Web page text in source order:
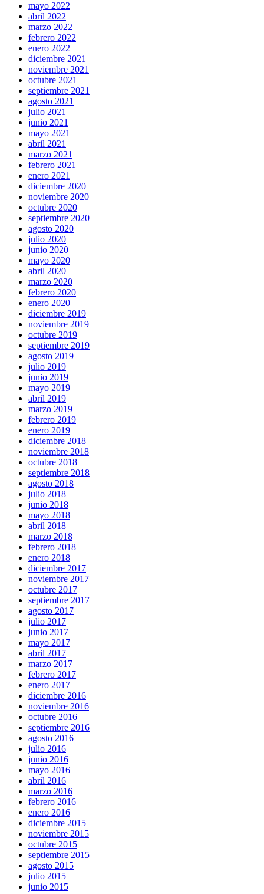
mayo 2022
abril 2022
marzo 2022
febrero 2022
enero 2022
diciembre 2021
noviembre 2021
octubre 2021
septiembre 2021
agosto 2021
julio 2021
junio 2021
mayo 2021
abril 2021
marzo 2021
febrero 2021
enero 2021
diciembre 2020
noviembre 2020
octubre 2020
septiembre 2020
agosto 2020
julio 2020
junio 2020
mayo 2020
abril 2020
marzo 2020
febrero 2020
enero 2020
diciembre 2019
noviembre 2019
octubre 2019
septiembre 2019
agosto 2019
julio 2019
junio 2019
mayo 2019
abril 2019
marzo 2019
febrero 2019
enero 2019
diciembre 2018
noviembre 2018
octubre 2018
septiembre 2018
agosto 2018
julio 2018
junio 2018
mayo 2018
abril 2018
marzo 2018
febrero 2018
enero 2018
diciembre 2017
noviembre 2017
octubre 2017
septiembre 2017
agosto 2017
julio 2017
junio 2017
mayo 2017
abril 2017
marzo 2017
febrero 2017
enero 2017
diciembre 2016
noviembre 2016
octubre 2016
septiembre 2016
agosto 2016
julio 2016
junio 2016
mayo 2016
abril 2016
marzo 2016
febrero 2016
enero 2016
diciembre 2015
noviembre 2015
octubre 2015
septiembre 2015
agosto 2015
julio 2015
junio 2015